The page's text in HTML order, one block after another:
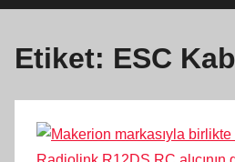
Etiket: ESC